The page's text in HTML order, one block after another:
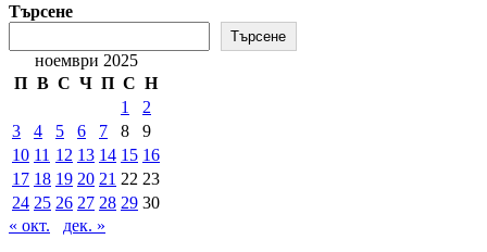
Търсене
Търсене
ноември 2025
П В С Ч П С Н
1
2
3
4 5 6 7 8
9
10 11 12 13 14 15 16
17 18 19 20 21 22 23
24 25 26 27 28 29 30
« окт.
дек. »